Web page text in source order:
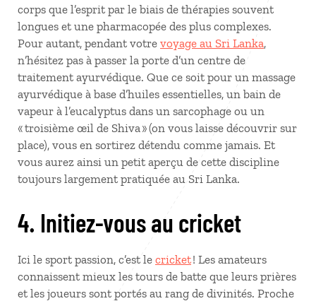
corps que l’esprit par le biais de thérapies souvent
longues et une pharmacopée des plus complexes.
Pour autant, pendant votre voyage au Sri Lanka,
n’hésitez pas à passer la porte d’un centre de
traitement ayurvédique. Que ce soit pour un massage
ayurvédique à base d’huiles essentielles, un bain de
vapeur à l’eucalyptus dans un sarcophage ou un
« troisième œil de Shiva » (on vous laisse découvrir sur
place), vous en sortirez détendu comme jamais. Et
vous aurez ainsi un petit aperçu de cette discipline
toujours largement pratiquée au Sri Lanka.
4. Initiez-vous au cricket
Ici le sport passion, c’est le cricket! Les amateurs
connaissent mieux les tours de batte que leurs prières
et les joueurs sont portés au rang de divinités. Proche